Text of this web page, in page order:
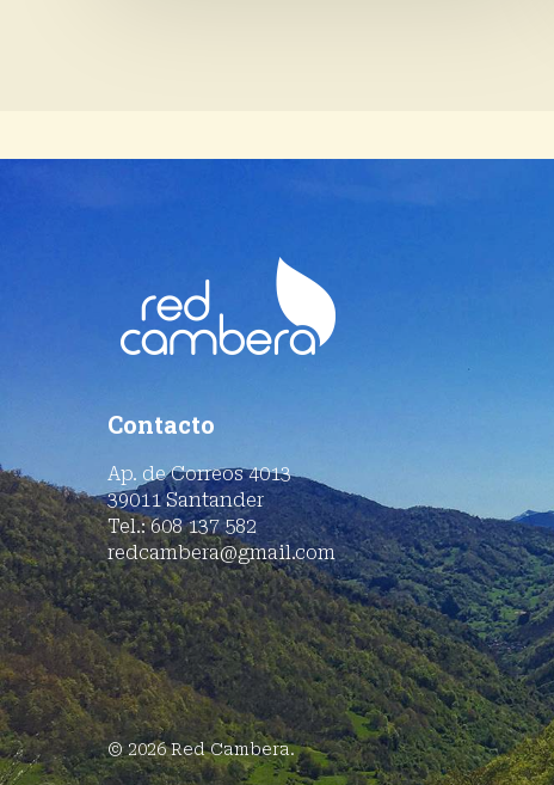
Contacto
Ap. de Correos 4013
39011 Santander
Tel.: 608 137 582
redcambera@gmail.com
© 2026 Red Cambera.